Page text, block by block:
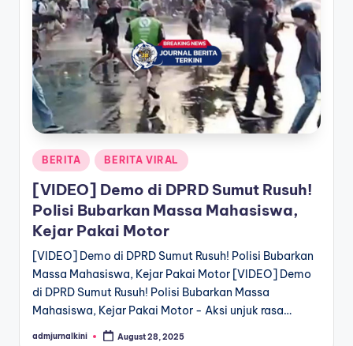
ri
t
a
T
e
k
n
Posted
in
BERITA BERITA VIRAL
[VIDEO] Demo di DPRD Sumut Rusuh!
Polisi Bubarkan Massa Mahasiswa,
Kejar Pakai Motor
[VIDEO] Demo di DPRD Sumut Rusuh! Polisi Bubarkan
Massa Mahasiswa, Kejar Pakai Motor [VIDEO] Demo
di DPRD Sumut Rusuh! Polisi Bubarkan Massa
Mahasiswa, Kejar Pakai Motor - Aksi unjuk rasa…
Posted
admjurnalkini August 28, 2025